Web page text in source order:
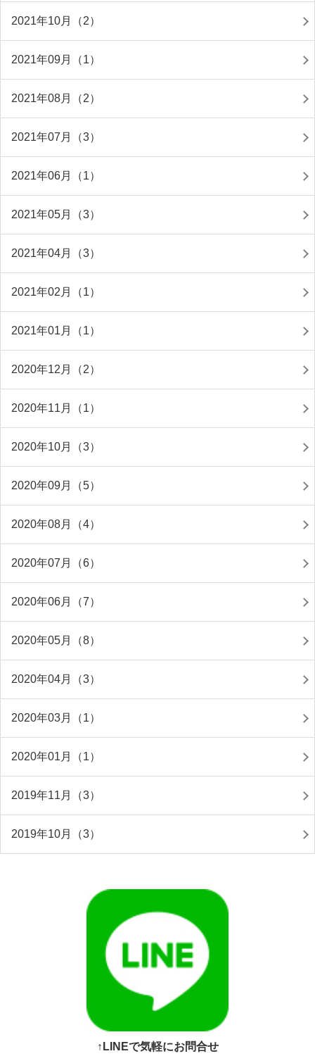
2021年10月（2）
2021年09月（1）
2021年08月（2）
2021年07月（3）
2021年06月（1）
2021年05月（3）
2021年04月（3）
2021年02月（1）
2021年01月（1）
2020年12月（2）
2020年11月（1）
2020年10月（3）
2020年09月（5）
2020年08月（4）
2020年07月（6）
2020年06月（7）
2020年05月（8）
2020年04月（3）
2020年03月（1）
2020年01月（1）
2019年11月（3）
2019年10月（3）
↑LINEで気軽にお問合せ